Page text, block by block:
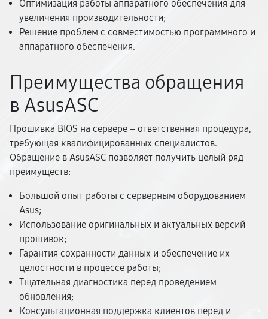
Оптимизация работы аппаратного обеспечения для
увеличения производительности;
Решение проблем с совместимостью программного и
аппаратного обеспечения.
Преимущества обращения
в AsusASC
Прошивка BIOS на сервере – ответственная процедура,
требующая квалифицированных специалистов.
Обращение в AsusASC позволяет получить целый ряд
преимуществ:
Большой опыт работы с серверным оборудованием
Asus;
Использование оригинальных и актуальных версий
прошивок;
Гарантия сохранности данных и обеспечение их
целостности в процессе работы;
Тщательная диагностика перед проведением
обновления;
Консультационная поддержка клиентов перед и